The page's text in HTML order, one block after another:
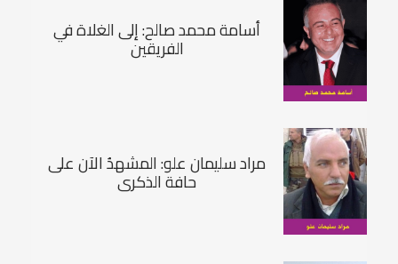
أسامة محمد صالح: إلى الغلاة في
الفريقين
مراد سليمان علو: المشهدُ الآن على
حافة الذكرى